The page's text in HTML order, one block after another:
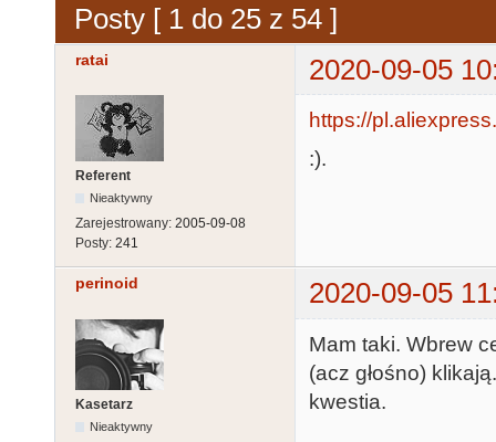
Posty [ 1 do 25 z 54 ]
ratai 2020-09-05
Referent
Nieaktywny
Zarejestrowany: 2005-09-08
Posty: 241
https://
:).
perinoid 2020-09-05
Kasetarz
Nieaktywny
Mam taki. Wbrew
(acz głośno)
kwestia.